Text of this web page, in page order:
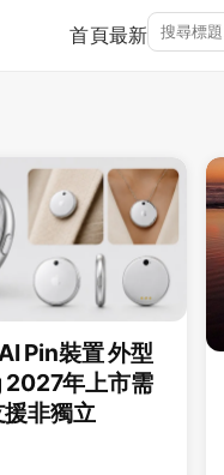
首頁最新
Pin裝置 外型
年上市需
非獨立